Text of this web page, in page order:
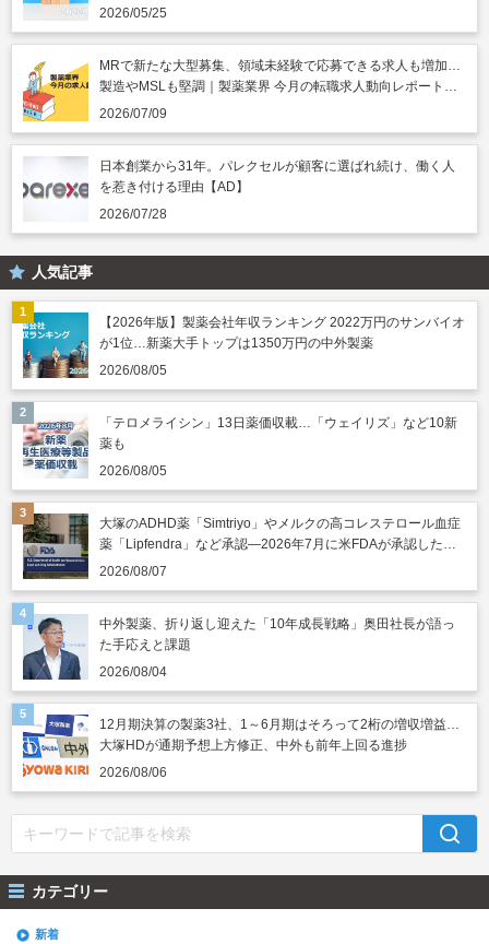
円突破
2026/05/25
MRで新たな大型募集、領域未経験で応募できる求人も増加…
製造やMSLも堅調｜製薬業界 今月の転職求人動向レポート
（2026年7月）
2026/07/09
日本創業から31年。パレクセルが顧客に選ばれ続け、働く人
を惹き付ける理由【AD】
2026/07/28
人気記事
【2026年版】製薬会社年収ランキング 2022万円のサンバイオ
が1位…新薬大手トップは1350万円の中外製薬
2026/08/05
「テロメライシン」13日薬価収載…「ウェイリズ」など10新
薬も
2026/08/05
大塚のADHD薬「Simtriyo」やメルクの高コレステロール血症
薬「Lipfendra」など承認―2026年7月に米FDAが承認した新
薬
2026/08/07
中外製薬、折り返し迎えた「10年成長戦略」奥田社長が語っ
た手応えと課題
2026/08/04
12月期決算の製薬3社、1～6月期はそろって2桁の増収増益…
大塚HDが通期予想上方修正、中外も前年上回る進捗
2026/08/06
カテゴリー
新着